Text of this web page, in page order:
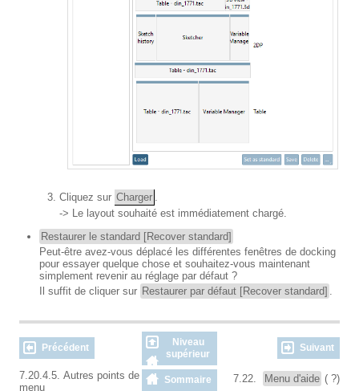
Cliquez sur Charger .
-> Le layout souhaité est immédiatement chargé.
Restaurer le standard [Recover standard]
Peut-être avez-vous déplacé les différentes fenêtres de docking
pour essayer quelque chose et souhaitez-vous maintenant
simplement revenir au réglage par défaut ?
Il suffit de cliquer sur Restaurer par défaut [Recover standard] .
Précédent
Niveau
supérieur
Suivant
7.20.4.5. Autres points de
menu
Sommaire 7.22. Menu d'aide ( ?)